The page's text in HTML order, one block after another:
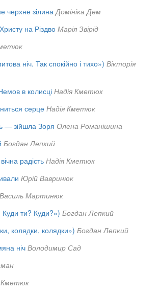
черхне зілина Домініка Дем
на Різдво Марія Звірід
ніч. Так спокійно і тихо») Вікторія
в колисці Надія Кметюк
серце Надія Кметюк
— зійшла Зоря Олена Романішина
Богдан Лепкий
радість Надія Кметюк
Юрій Вавринюк
Василь Мартинюк
Куди ти? Куди?») Богдан Лепкий
колядки, колядки») Богдан Лепкий
ніч Володимир Сад
Кметюк